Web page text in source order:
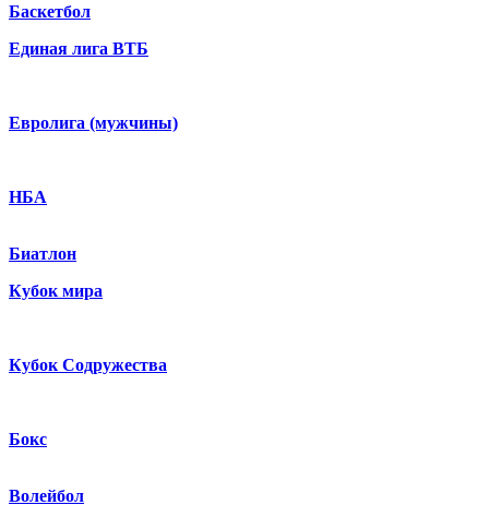
Баскетбол
Единая лига ВТБ
Евролига (мужчины)
НБА
Биатлон
Кубок мира
Кубок Содружества
Бокс
Волейбол